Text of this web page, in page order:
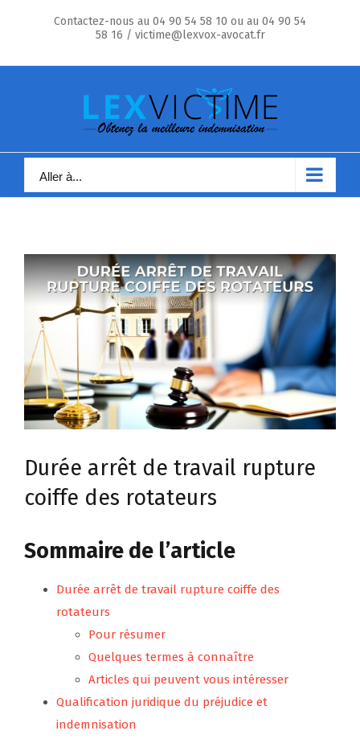
Contactez-nous au 04 90 54 58 10 ou au 04 90 54
58 16 / victime@lexvox-avocat.fr
Aller à...
Voir
l'image
agrandie
Durée arrêt de travail rupture
coiffe des rotateurs
Sommaire de l’article
Durée arrêt de travail rupture coiffe des
rotateurs
Pour résumer
Quelques termes à connaître
Articles qui peuvent vous intéresser
Qualification juridique du préjudice et
indemnisation